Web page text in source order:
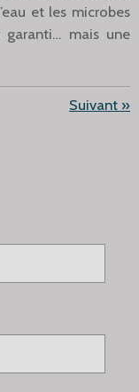
et les microbes
garanti… mais une
Suivant »